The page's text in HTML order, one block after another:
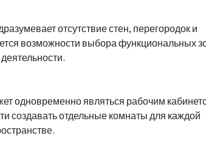
отсутствие стен, перегородок и
возможности выбора функциональных
одновременно являться рабочим
создавать отдельные комнаты для каждой